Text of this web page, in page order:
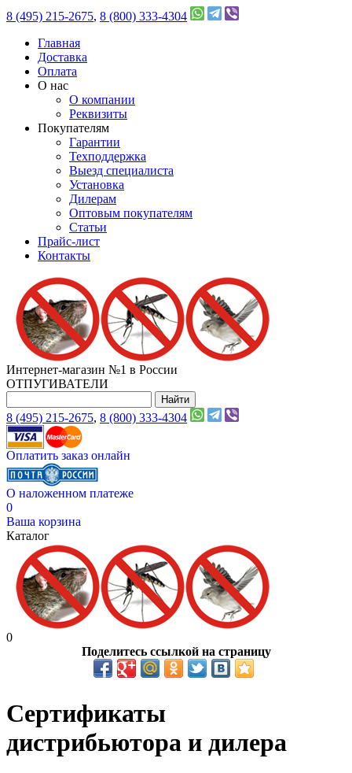
8 (495) 215-2675, 8 (800) 333-4304
Главная
Доставка
Оплата
О нас
О компании
Реквизиты
Покупателям
Гарантии
Техподдержка
Выезд специалиста
Установка
Дилерам
Оптовым покупателям
Статьи
Прайс-лист
Контакты
Интернет-магазин №1 в России
ОТПУГИВАТЕЛИ
8 (495) 215-2675, 8 (800) 333-4304
Оплатить заказ онлайн
О наложенном платеже
0
Ваша корзина
Каталог
0
Поделитесь ссылкой на страницу
Сертификаты
дистрибьютора и дилера